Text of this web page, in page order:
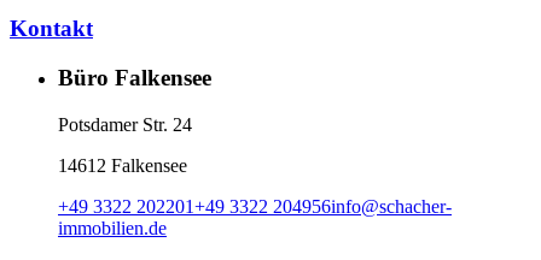
Kontakt
Büro Falkensee
Potsdamer Str. 24
14612 Falkensee
+49 3322 202201+49 3322 204956info@schacher-
immobilien.de